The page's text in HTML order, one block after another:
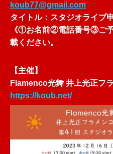
koub77@gmail.com
タイトル：スタジオライブ
《①お名前②電話番号③ご
載ください。
【主催】
Flamenco光舞 井上光正フ
https://koub.net/